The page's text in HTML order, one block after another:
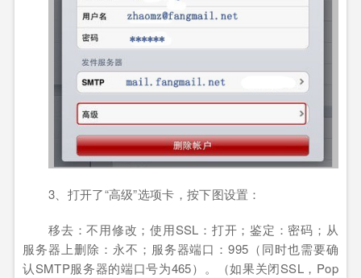
3 、打开了“高级”选项卡，按下图设置：
移去：不用修改；使用SSL ：打开； 鉴定：密码；从
服务器上删除：永不；服务器端口：995（同时也需要确
认SMTP服务器的端口号为465） 。（如果关闭SSL， Pop